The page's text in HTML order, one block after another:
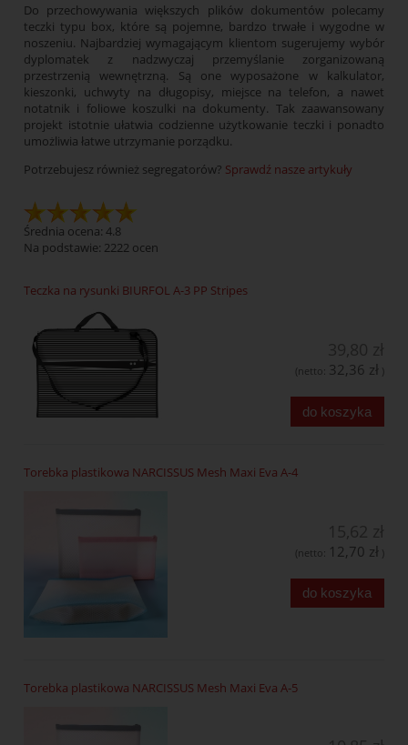
Do przechowywania większych plików dokumentów polecamy
teczki typu box, które są pojemne, bardzo trwałe i wygodne w
noszeniu. Najbardziej wymagającym klientom sugerujemy wybór
dyplomatek z nadzwyczaj przemyślanie zorganizowaną
przestrzenią wewnętrzną. Są one wyposażone w kalkulator,
kieszonki, uchwyty na długopisy, miejsce na telefon, a nawet
notatnik i foliowe koszulki na dokumenty. Tak zaawansowany
projekt istotnie ułatwia codzienne użytkowanie teczki i ponadto
umożliwia łatwe utrzymanie porządku.
Potrzebujesz również segregatorów? Sprawdź nasze artykuły
Średnia ocena: 4.8
Na podstawie: 2222 ocen
Teczka na rysunki BIURFOL A-3 PP Stripes
(netto: 32,36 zł )
do koszyka
Torebka plastikowa NARCISSUS Mesh Maxi Eva A-4
(netto: 12,70 zł )
do koszyka
Torebka plastikowa NARCISSUS Mesh Maxi Eva A-5